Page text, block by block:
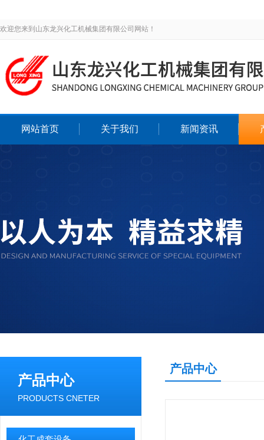
欢迎您来到山东龙兴化工机械集团有限公司网站！
网站首页 关于我们 新闻资讯
产品中心
PRODUCTS CNETER
产品中心